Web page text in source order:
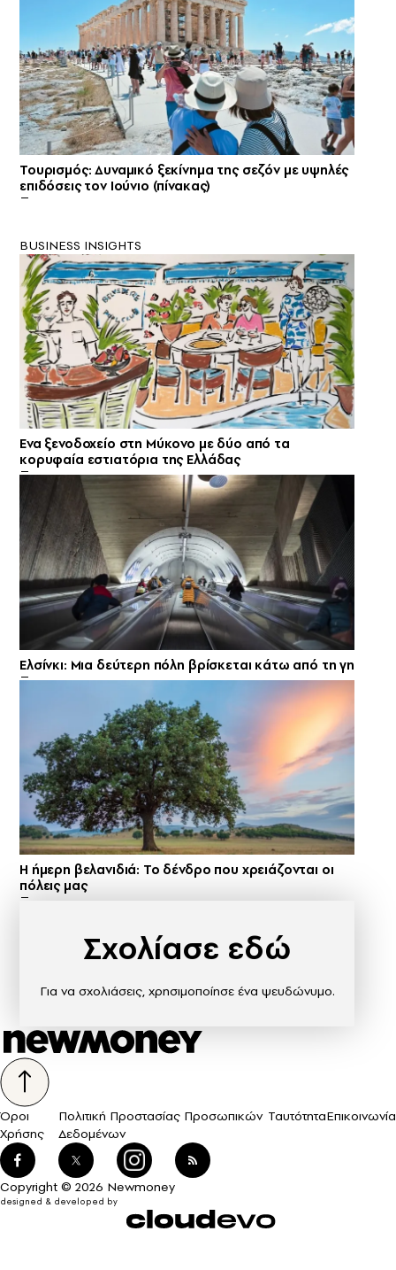
Τουρισμός: Δυναμικό ξεκίνημα της σεζόν με υψηλές
επιδόσεις τον Ιούνιο (πίνακας)
BUSINESS INSIGHTS
Ενα ξενοδοχείο στη Μύκονο με δύο από τα
κορυφαία εστιατόρια της Ελλάδας
Ελσίνκι: Mια δεύτερη πόλη βρίσκεται κάτω από τη γη
Η ήμερη βελανιδιά: Το δένδρο που χρειάζονται οι
πόλεις μας
Σχολίασε εδώ
Για να σχολιάσεις, χρησιμοποίησε ένα ψευδώνυμο.
Όροι
Χρήσης
Πολιτική Προστασίας Προσωπικών
Δεδομένων
ΤαυτότηταΕπικοινωνία
Copyright © 2026 Newmoney
designed & developed by